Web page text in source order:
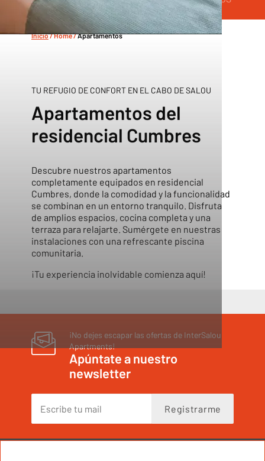
Inicio/Home/Apartamentos
TU REFUGIO DE CONFORT EN EL CABO DE SALOU
Apartamentos del
residencial Cumbres
Descubre nuestros apartamentos
completamente equipados en residencial
Cumbres, donde la comodidad y la funcionalidad
se combinan en un entorno tranquilo. Disfruta
de amplios espacios, cocina completa y una
terraza para relajarte. Sumérgete en nuestras
instalaciones con una refrescante piscina
comunitaria.
¡Tu experiencia inolvidable comienza aquí!
¡No dejes escapar las ofertas de InterSalou
Apartments!
Apúntate a nuestro
newsletter
Registrarme